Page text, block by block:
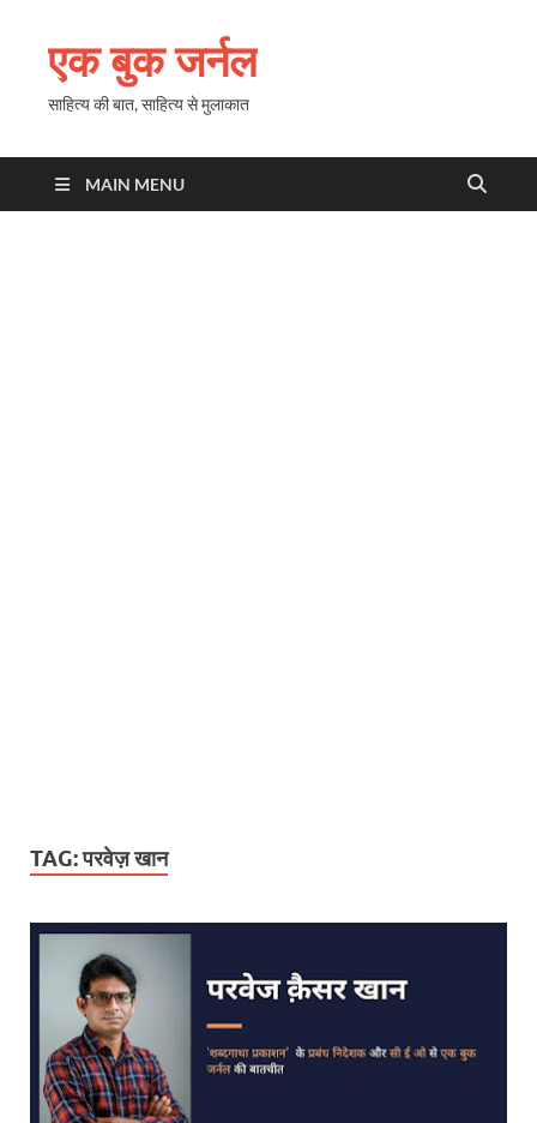
एक बुक जर्नल
साहित्य की बात, साहित्य से मुलाकात
MAIN MENU
TAG:परवेज़ खान